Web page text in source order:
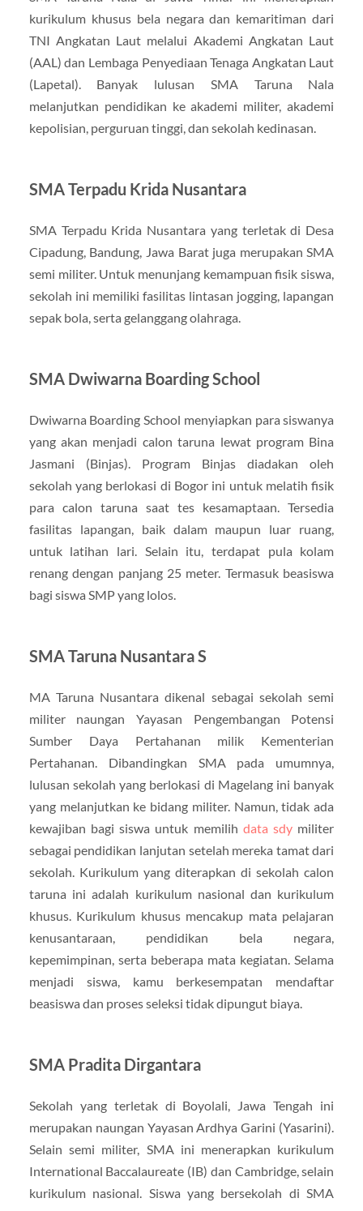
kurikulum khusus bela negara dan kemaritiman dari
TNI Angkatan Laut melalui Akademi Angkatan Laut
(AAL) dan Lembaga Penyediaan Tenaga Angkatan Laut
(Lapetal). Banyak lulusan SMA Taruna Nala
melanjutkan pendidikan ke akademi militer, akademi
kepolisian, perguruan tinggi, dan sekolah kedinasan.
SMA Terpadu Krida Nusantara
SMA Terpadu Krida Nusantara yang terletak di Desa
Cipadung, Bandung, Jawa Barat juga merupakan SMA
semi militer. Untuk menunjang kemampuan fisik siswa,
sekolah ini memiliki fasilitas lintasan jogging, lapangan
sepak bola, serta gelanggang olahraga.
SMA Dwiwarna Boarding School
Dwiwarna Boarding School menyiapkan para siswanya
yang akan menjadi calon taruna lewat program Bina
Jasmani (Binjas). Program Binjas diadakan oleh
sekolah yang berlokasi di Bogor ini untuk melatih fisik
para calon taruna saat tes kesamaptaan. Tersedia
fasilitas lapangan, baik dalam maupun luar ruang,
untuk latihan lari. Selain itu, terdapat pula kolam
renang dengan panjang 25 meter. Termasuk beasiswa
bagi siswa SMP yang lolos.
SMA Taruna Nusantara S
MA Taruna Nusantara dikenal sebagai sekolah semi
militer naungan Yayasan Pengembangan Potensi
Sumber Daya Pertahanan milik Kementerian
Pertahanan. Dibandingkan SMA pada umumnya,
lulusan sekolah yang berlokasi di Magelang ini banyak
yang melanjutkan ke bidang militer. Namun, tidak ada
kewajiban bagi siswa untuk memilih data sdy militer
sebagai pendidikan lanjutan setelah mereka tamat dari
sekolah. Kurikulum yang diterapkan di sekolah calon
taruna ini adalah kurikulum nasional dan kurikulum
khusus. Kurikulum khusus mencakup mata pelajaran
kenusantaraan, pendidikan bela negara,
kepemimpinan, serta beberapa mata kegiatan. Selama
menjadi siswa, kamu berkesempatan mendaftar
beasiswa dan proses seleksi tidak dipungut biaya.
SMA Pradita Dirgantara
Sekolah yang terletak di Boyolali, Jawa Tengah ini
merupakan naungan Yayasan Ardhya Garini (Yasarini).
Selain semi militer, SMA ini menerapkan kurikulum
International Baccalaureate (IB) dan Cambridge, selain
kurikulum nasional. Siswa yang bersekolah di SMA